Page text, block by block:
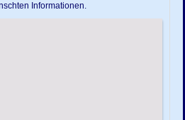
Informationen.